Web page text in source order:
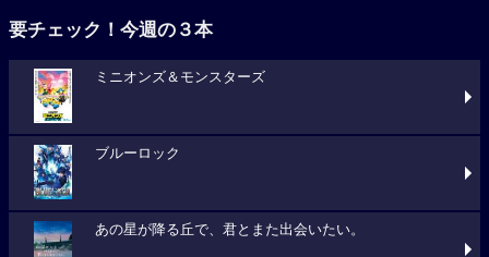
要チェック！今週の３本
ミニオンズ＆モンスターズ
ブルーロック
あの星が降る丘で、君とまた出会いたい。